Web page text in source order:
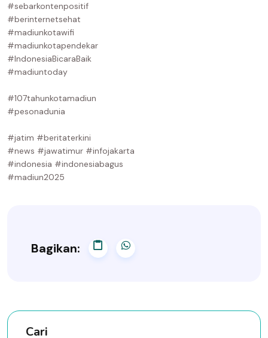
#sebarkontenpositif
#berinternetsehat
#madiunkotawifi
#madiunkotapendekar
#IndonesiaBicaraBaik
#madiuntoday
#107tahunkotamadiun
#pesonadunia
#jatim #beritaterkini
#news #jawatimur #infojakarta
#indonesia #indonesiabagus
#madiun2025
Bagikan:
Cari